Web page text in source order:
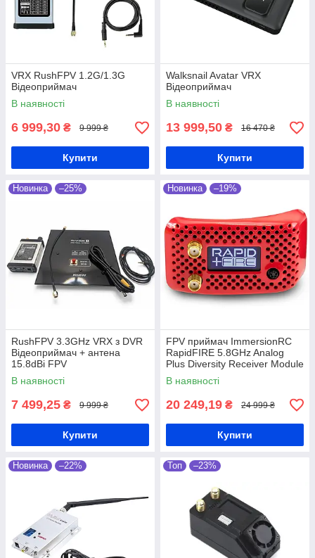
VRX RushFPV 1.2G/1.3G
Відеоприймач
В наявності
6 999,30 ₴ 9 999 ₴
Купити
Walksnail Avatar VRX
Відеоприймач
В наявності
13 999,50 ₴ 16 470 ₴
Купити
Новинка –25%
RushFPV 3.3GHz VRX з DVR
Відеоприймач + антена
15.8dBi FPV
В наявності
7 499,25 ₴ 9 999 ₴
Купити
Новинка –19%
FPV приймач ImmersionRC
RapidFIRE 5.8GHz Analog
Plus Diversity Receiver Module
для FPV окулярів FatShark /
Orqa
В наявності
20 249,19 ₴ 24 999 ₴
Купити
Новинка –22% Топ –23%